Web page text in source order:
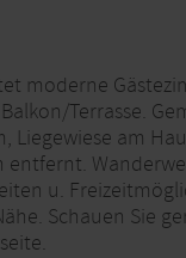
moderne
Terrasse.
Liegewiese am
entfernt.
u.
Schauen Sie